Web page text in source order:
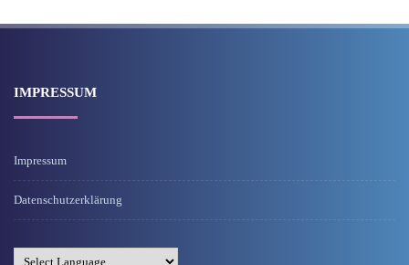
IMPRESSUM
Impressum
Datenschutzerklärung